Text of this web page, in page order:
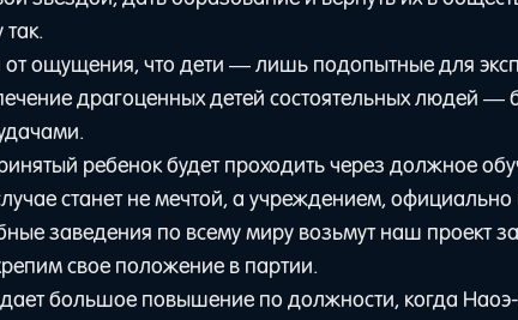
от ощущения, что дети — лишь подопытные для
драгоценных детей состоятельных людей
ребенок будет проходить через должное
станет не мечтой, а учреждением,
заведения по всему миру возьмут наш проект
свое положение в партии.
большое повышение по должности, когда Наоэ-